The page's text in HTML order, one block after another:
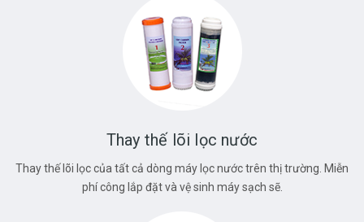
Thay thế lõi lọc nước
Thay thế lõi lọc của tất cả dòng máy lọc nước trên thị trường. Miễn
phí công lắp đặt và vệ sinh máy sạch sẽ.